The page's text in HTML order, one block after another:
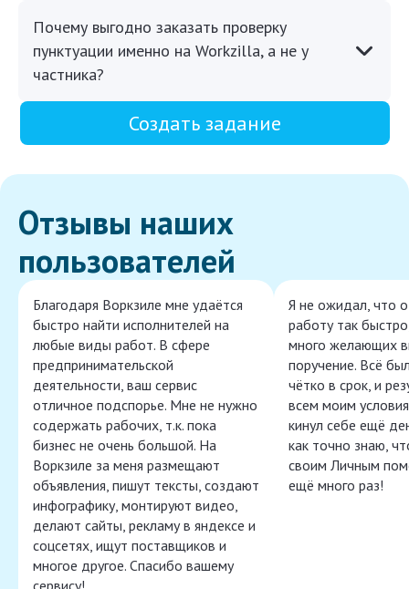
Почему выгодно заказать проверку
пунктуации именно на Workzilla, а не у
частника?
Создать задание
Отзывы наших
пользователей
Благодаря Воркзиле мне удаётся
быстро найти исполнителей на
любые виды работ. В сфере
предпринимательской
деятельности, ваш сервис
отличное подспорье. Мне не нужно
содержать рабочих, т.к. пока
бизнес не очень большой. На
Воркзиле за меня размещают
объявления, пишут тексты, создают
инфографику, монтируют видео,
делают сайты, рекламу в яндексе и
соцсетях, ищут поставщиков и
многое другое. Спасибо вашему
Я не ожидал, что
работу так
много желающих
поручение. Всё
чётко в срок, и
всем моим
кинул себе ещё
как точно знаю,
своим Личным
ещё много раз!